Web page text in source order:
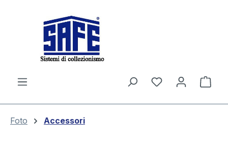
Il
Foto Accessori